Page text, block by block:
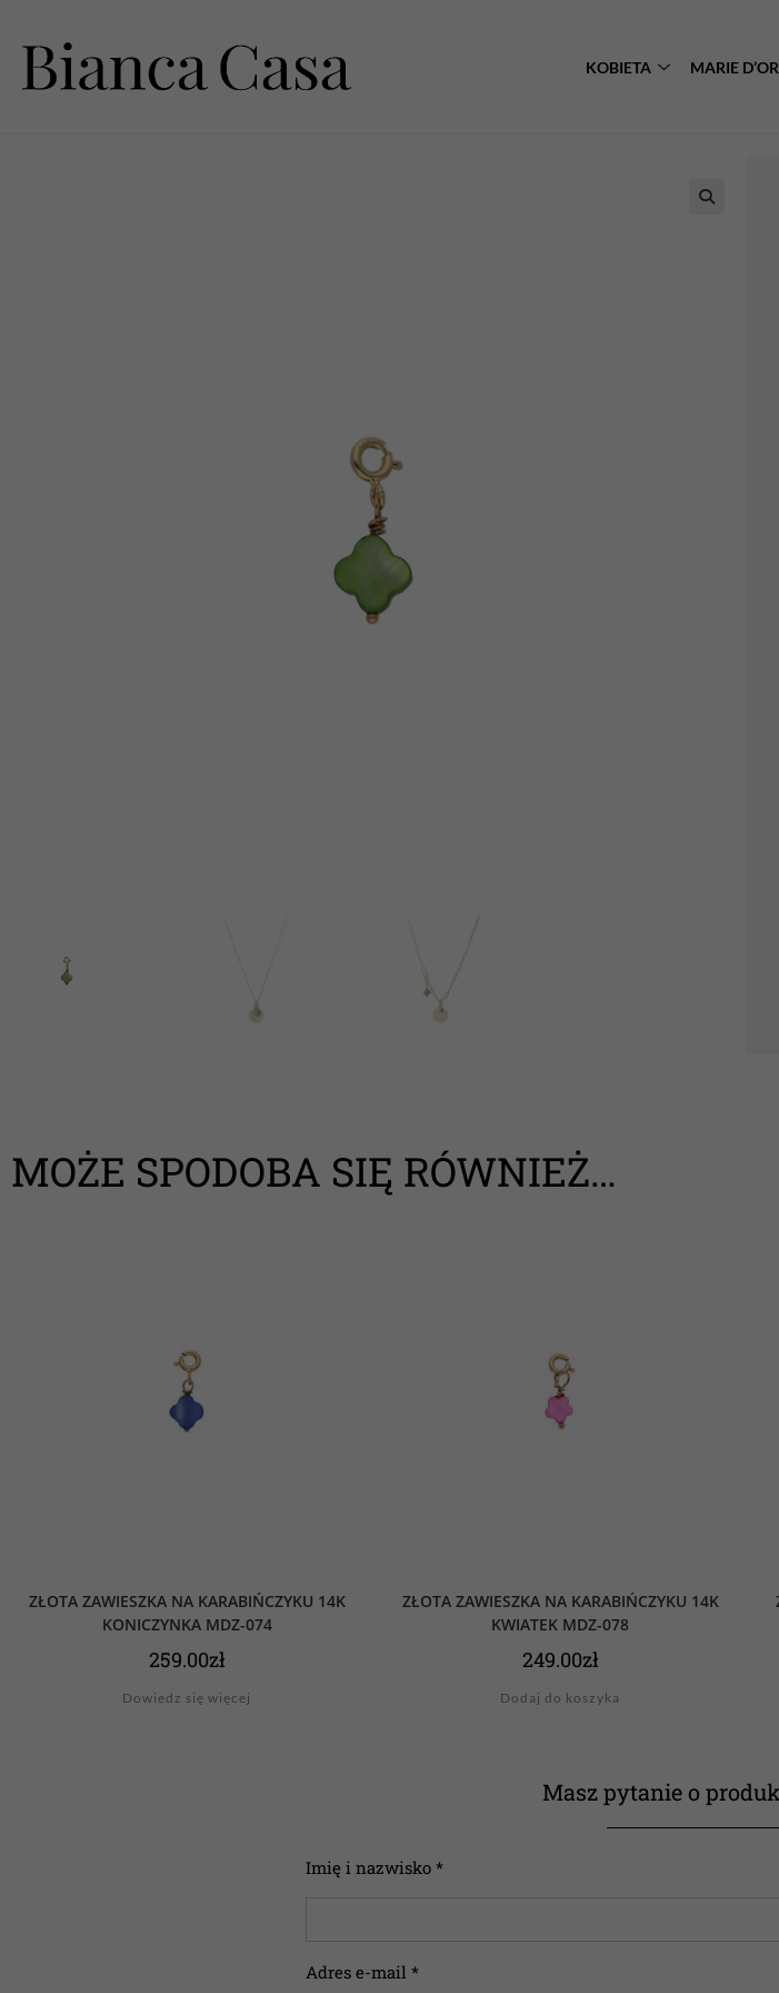
KOBIETA MARIE D’OR
MOŻE SPODOBA SIĘ RÓWNIEŻ…
ZŁOTA ZAWIESZKA NA KARABIŃCZYKU 14K
KONICZYNKA MDZ-074
259.00zł
Dowiedz się więcej
ZŁOTA ZAWIESZKA NA KARABIŃCZYKU 14K
KWIATEK MDZ-078
249.00zł
Dodaj do koszyka
Masz pytanie o
Imię i nazwisko *
Adres e-mail *